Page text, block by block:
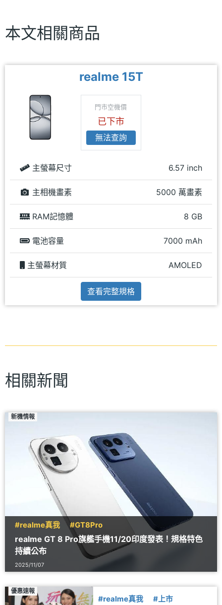
本文相關商品
realme 15T
門市空機價
已下市
無法查詢
主螢幕尺寸 6.57 inch
主相機畫素 5000 萬畫素
RAM記憶體 8 GB
電池容量 7000 mAh
主螢幕材質 AMOLED
查看完整規格
相關新聞
新機情報
#realme真我 #GT8Pro
realme GT 8 Pro旗艦手機11/20印度發表！規格特色
持續公布
2025/11/07
優惠速報
#realme真我 #上市